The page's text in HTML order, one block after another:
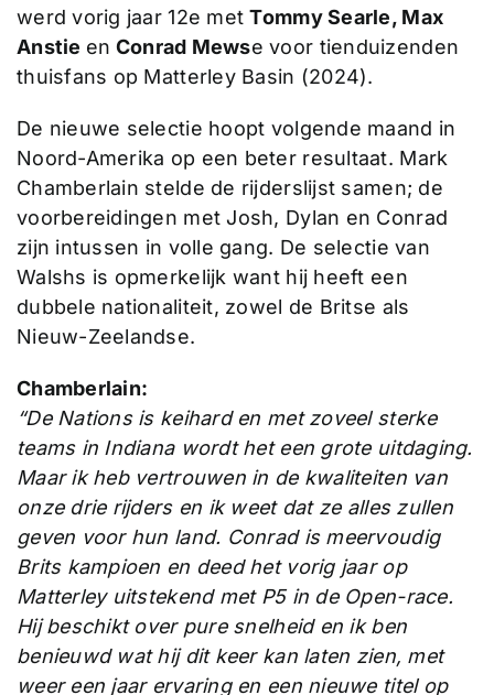
werd vorig jaar 12e metTommy Searle, Max
Anstie en Conrad Mewse voor tienduizenden
thuisfans op Matterley Basin (2024).
De nieuwe selectie hoopt volgende maand in
Noord-Amerika op een beter resultaat. Mark
Chamberlain stelde de rijderslijst samen; de
voorbereidingen met Josh, Dylan en Conrad
zijn intussen in volle gang. De selectie van
Walshs is opmerkelijk want hij heeft een
dubbele nationaliteit, zowel de Britse als
Nieuw-Zeelandse.
Chamberlain:
“De Nations is keihard en met zoveel sterke
teams in Indiana wordt het een grote uitdaging.
Maar ik heb vertrouwen in de kwaliteiten van
onze drie rijders en ik weet dat ze alles zullen
geven voor hun land. Conrad is meervoudig
Brits kampioen en deed het vorig jaar op
Matterley uitstekend met P5 in de Open-race.
Hij beschikt over pure snelheid en ik ben
benieuwd wat hij dit keer kan laten zien, met
weer een jaar ervaring en een nieuwe titel op